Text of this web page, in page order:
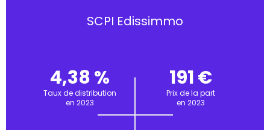
SCPI Edissimmo
4,38 %
Taux de distribution
en 2023
191 €
Prix de la part
en 2023